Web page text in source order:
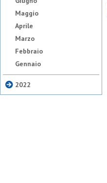
Maggio
Aprile
Marzo
Febbraio
Gennaio
2022